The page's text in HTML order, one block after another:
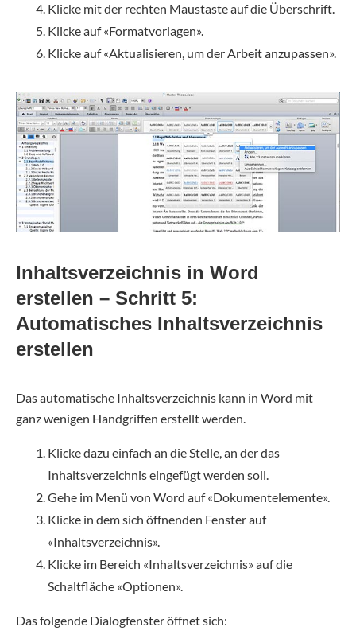
Klicke mit der rechten Maustaste auf die Überschrift.
Klicke auf «Formatvorlagen».
Klicke auf «Aktualisieren, um der Arbeit anzupassen».
Inhaltsverzeichnis in Word
erstellen – Schritt 5:
Automatisches Inhaltsverzeichnis
erstellen
Das automatische Inhaltsverzeichnis kann in Word mit
ganz wenigen Handgriffen erstellt werden.
Klicke dazu einfach an die Stelle, an der das
Inhaltsverzeichnis eingefügt werden soll.
Gehe im Menü von Word auf «Dokumentelemente».
Klicke in dem sich öffnenden Fenster auf
«Inhaltsverzeichnis».
Klicke im Bereich «Inhaltsverzeichnis» auf die
Schaltfläche «Optionen».
Das folgende Dialogfenster öffnet sich: